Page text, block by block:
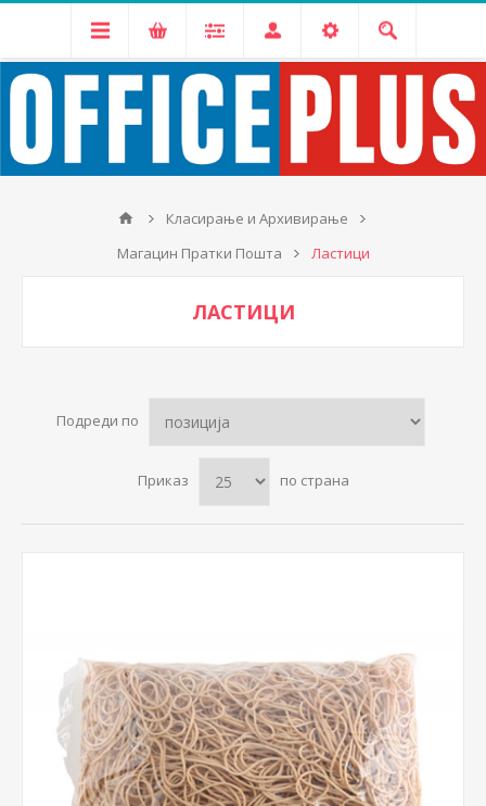
Класирање и Архивирање
Магацин Пратки Пошта
Ластици
ЛАСТИЦИ
Подреди по
Приказ по страна